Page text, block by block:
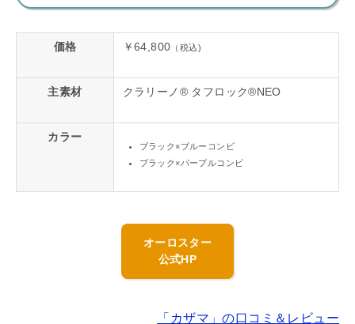
価格 ￥64,800 （税込)
主素材 クラリーノ® タフロック®NEO
カラー
ブラック×ブルーコンビ
ブラック×パープルコンビ
オーロスター
公式HP
「カザマ」の口コミ＆レビュー